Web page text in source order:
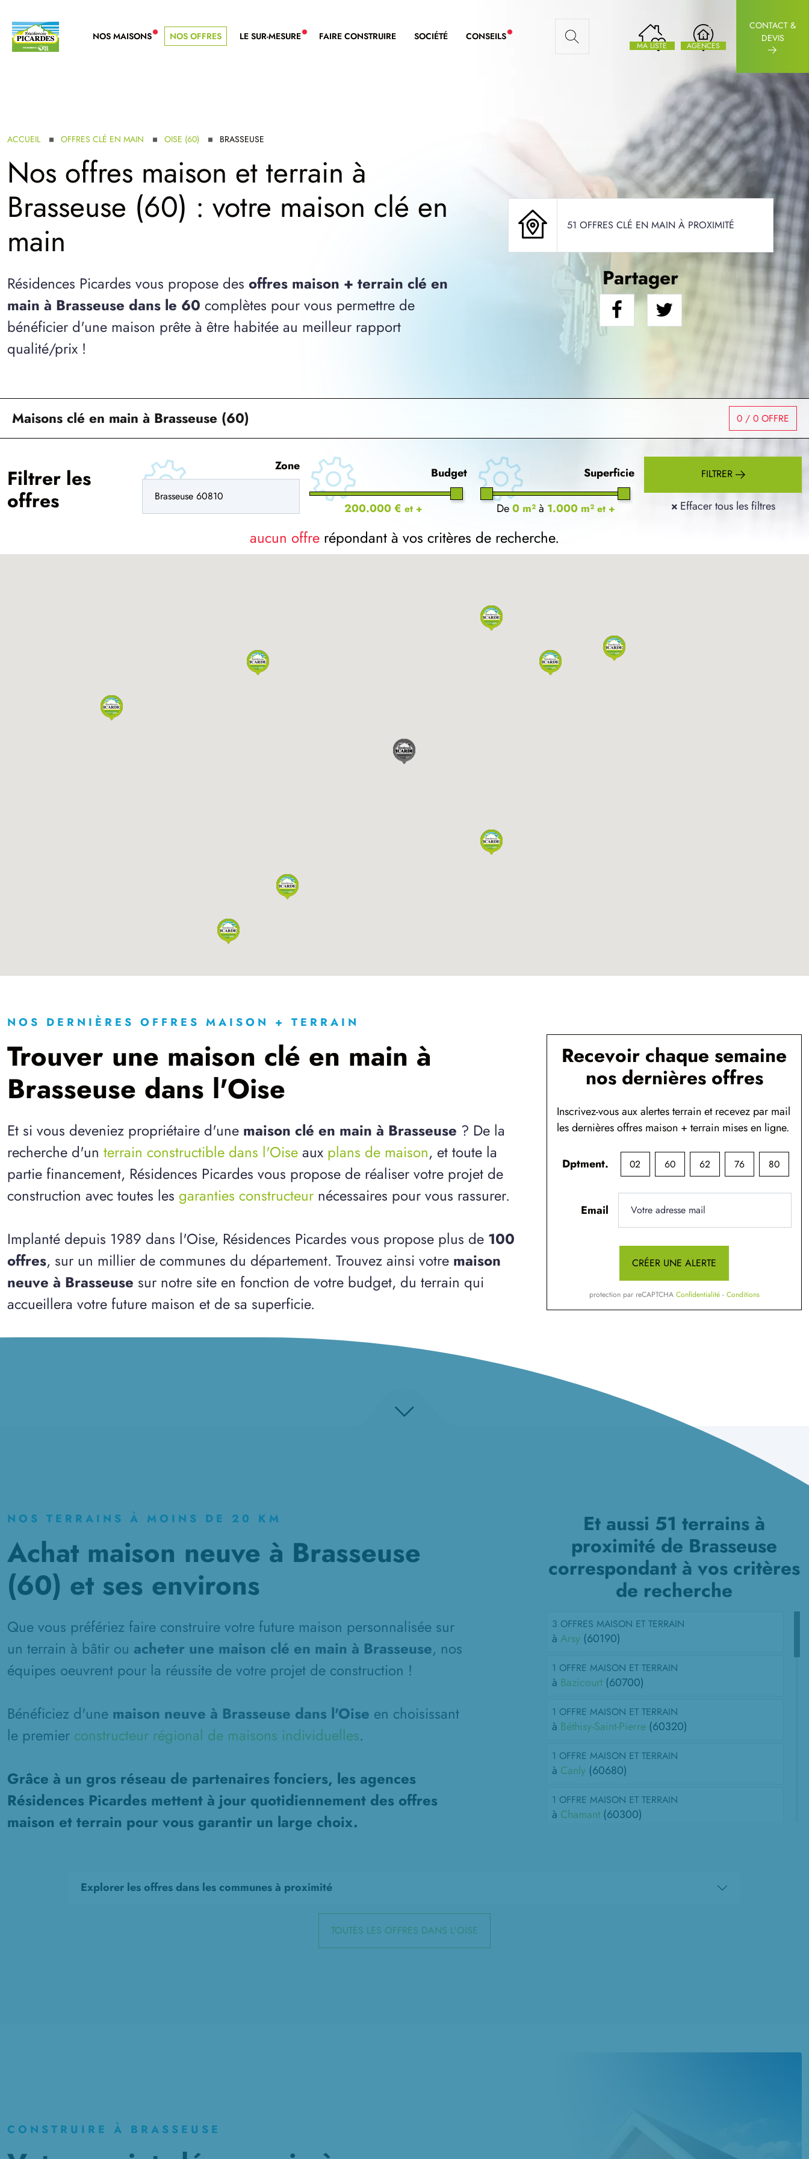
NOS MAISONS NOUVELLE GAMME
NOS OFFRES LE SUR-MESURE NOUVEAU SERVICE BDL EXTENSION
FAIRE CONSTRUIRE SOCIÉTÉ CONSEILS NOUVEAUX ARTICLES
MA LISTE AGENCES
CONTACT &
DEVIS
ACCUEIL OFFRES CLÉ EN MAIN OISE (60) BRASSEUSE
Nos offres maison et terrain à
Brasseuse (60) : votre maison clé en
main
Résidences Picardes vous propose des offres maison + terrain clé en
main à Brasseuse dans le 60 complètes pour vous permettre de
bénéficier d'une maison prête à être habitée au meilleur rapport
qualité/prix !
51 OFFRES CLÉ EN MAIN À PROXIMITÉ
Partager
Maisons clé en main à Brasseuse (60) 0 / 0 OFFRE
Filtrer les
offres
Zone Budget
200.000 € et +
Superficie
De0 m²à 1.000 m² et +
FILTRER
× Effacer tous les filtres
aucun offre répondant à vos critères de recherche.
2
NOS DERNIÈRES OFFRES MAISON + TERRAIN
Trouver une maison clé en main à
Brasseuse dans l'Oise
Et si vous deveniez propriétaire d'une maison clé en main à Brasseuse ? De la
recherche d'un terrain constructible dans l'Oise aux plans de maison, et toute la
partie financement, Résidences Picardes vous propose de réaliser votre projet de
construction avec toutes les garanties constructeur nécessaires pour vous rassurer.
Implanté depuis 1989 dans l'Oise, Résidences Picardes vous propose plus de 100
offres, sur un millier de communes du département. Trouvez ainsi votre maison
neuve à Brasseuse sur notre site en fonction de votre budget, du terrain qui
accueillera votre future maison et de sa superficie.
Recevoir chaque semaine
nos dernières offres
Inscrivez-vous aux alertes terrain et recevez par mail
les dernières offres maison + terrain mises en ligne.
Dptment. 02 60 62 76 80
Email
CRÉER UNE ALERTE
protection par reCAPTCHA Confidentialité - Conditions
NOS TERRAINS À MOINS DE 20 KM
Achat maison neuve à Brasseuse
(60) et ses environs
Que vous préfériez faire construire votre future maison personnalisée sur
un terrain à bâtir ou acheter une maison clé en main à Brasseuse, nos
équipes oeuvrent pour la réussite de votre projet de construction !
Bénéficiez d'une maison neuve à Brasseuse dans l'Oise en choisissant
le premier constructeur régional de maisons individuelles.
Grâce à un gros réseau de partenaires fonciers, les agences
Résidences Picardes mettent à jour quotidiennement des offres
maison et terrain pour vous garantir un large choix.
Et aussi 51 terrains à
proximité de Brasseuse
correspondant à vos critères
de recherche
3 OFFRES MAISON ET TERRAIN
à Arsy (60190)
1 OFFRE MAISON ET TERRAIN
à Bazicourt (60700)
1 OFFRE MAISON ET TERRAIN
à Béthisy-Saint-Pierre (60320)
1 OFFRE MAISON ET TERRAIN
à Canly (60680)
1 OFFRE MAISON ET TERRAIN
à Chamant (60300)
Explorer les offres dans les communes à proximité
TOUTES LES OFFRES DANS L'OISE
CONSTRUIRE À BRASSEUSE